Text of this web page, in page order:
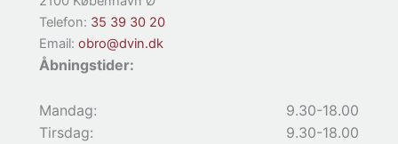
Telefon: 35 39 30 20
Email: obro@dvin.dk
Åbningstider:
Mandag:
9.30-18.00
Tirsdag:
9.30-18.00